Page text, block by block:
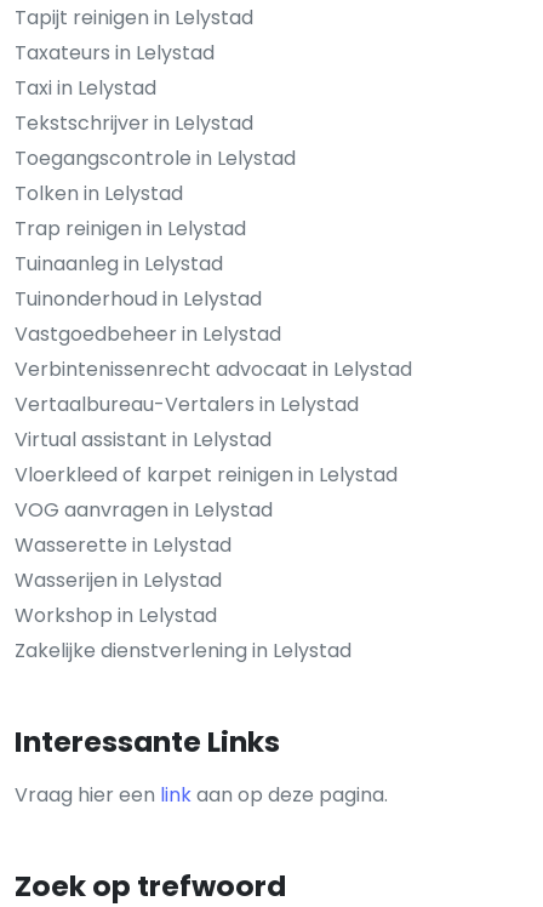
Tapijt reinigen in Lelystad
Taxateurs in Lelystad
Taxi in Lelystad
Tekstschrijver in Lelystad
Toegangscontrole in Lelystad
Tolken in Lelystad
Trap reinigen in Lelystad
Tuinaanleg in Lelystad
Tuinonderhoud in Lelystad
Vastgoedbeheer in Lelystad
Verbintenissenrecht advocaat in Lelystad
Vertaalbureau-Vertalers in Lelystad
Virtual assistant in Lelystad
Vloerkleed of karpet reinigen in Lelystad
VOG aanvragen in Lelystad
Wasserette in Lelystad
Wasserijen in Lelystad
Workshop in Lelystad
Zakelijke dienstverlening in Lelystad
Interessante Links
Vraag hier een linkaan op deze pagina.
Zoek op trefwoord